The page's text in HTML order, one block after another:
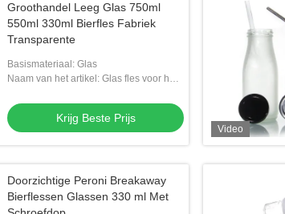
Groothandel Leeg Glas 750ml
550ml 330ml Bierfles Fabriek
Transparente
Basismateriaal: Glas
Naam van het artikel: Glas fles voor het
Krijg Beste Prijs
Video
Doorzichtige Peroni Breakaway
Bierflessen Glassen 330 ml Met